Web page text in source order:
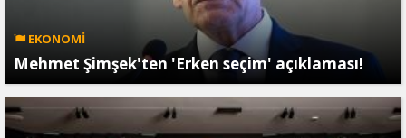
EKONOMİ
Mehmet Şimşek'ten 'Erken seçim' açıklaması!